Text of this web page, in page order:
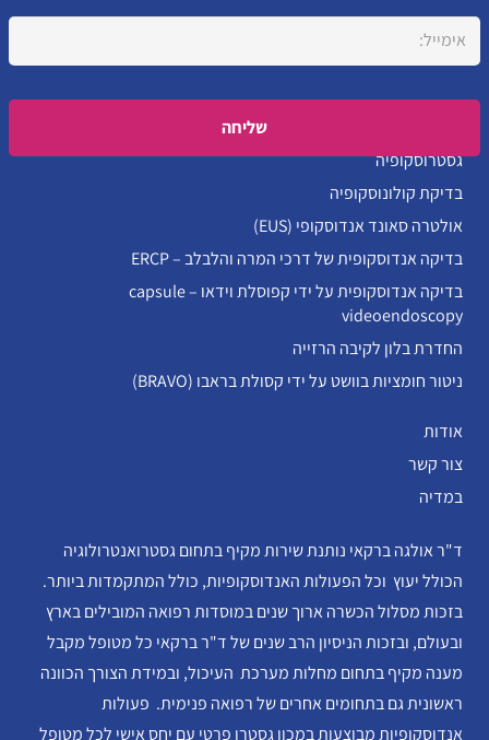
Please leave this field empty.
גסטרוסקופיה
בדיקת קולונוסקופיה
אולטרה סאונד אנדוסקופי (EUS)
בדיקה אנדוסקופית של דרכי המרה והלבלב – ERCP
בדיקה אנדוסקופית על ידי קפוסלת וידאו – capsule
videoendoscopy
החדרת בלון לקיבה הרזייה
ניטור חומציות בוושט על ידי קסולת בראבו (BRAVO)
אודות
צור קשר
במדיה
ד"ר אולגה ברקאי נותנת שירות מקיף בתחום גסטרואנטרולוגיה
הכולל יעוץ וכל הפעולות האנדוסקופיות, כולל המתקמדות ביותר.
בזכות מסלול הכשרה ארוך שנים במוסדות רפואה המובילים בארץ
ובעולם, ובזכות הניסיון הרב שנים של ד"ר ברקאי כל מטופל מקבל
מענה מקיף בתחום מחלות מערכת העיכול, ובמידת הצורך הכוונה
ראשונית גם בתחומים אחרים של רפואה פנימית. פעולות
אנדוסקופיות מבוצעות במכון גסטרו פרטי עם יחס אישי לכל מטופל